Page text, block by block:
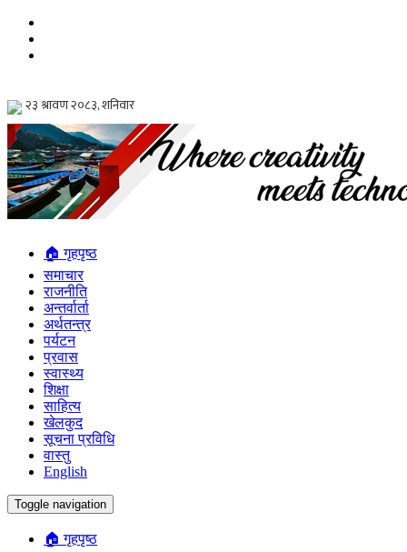
🏠 गृहपृष्ठ
समाचार
राजनीति
अन्तर्वार्ता
अर्थतन्त्र
पर्यटन
प्रवास
स्वास्थ्य
शिक्षा
साहित्य
खेलकुद
सूचना प्रविधि
वास्तु
English
Toggle navigation
🏠 गृहपृष्ठ